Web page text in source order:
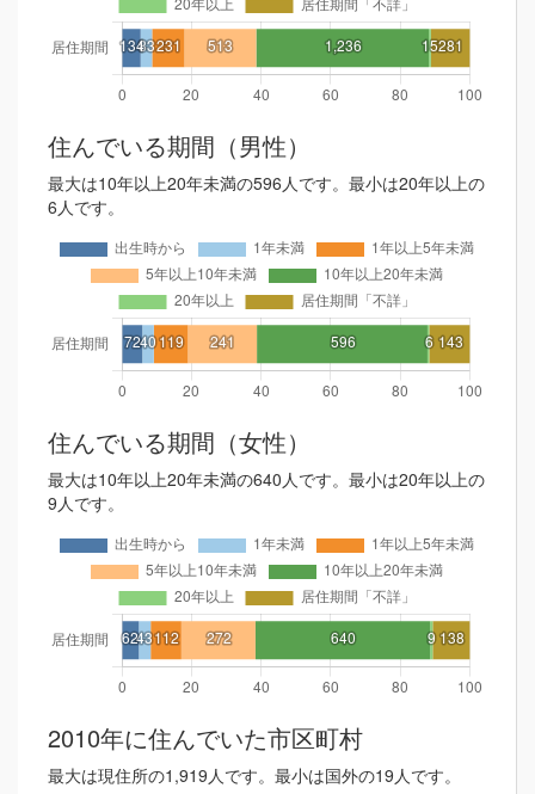
住んでいる期間（男性）
最大は10年以上20年未満の596人です。最小は20年以上の
6人です。
住んでいる期間（女性）
最大は10年以上20年未満の640人です。最小は20年以上の
9人です。
2010年に住んでいた市区町村
最大は現住所の1,919人です。最小は国外の19人です。